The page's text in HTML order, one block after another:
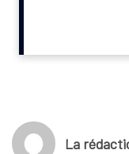
Prix Laureus de la
Yuyan
Prix Laureus du sportif
La